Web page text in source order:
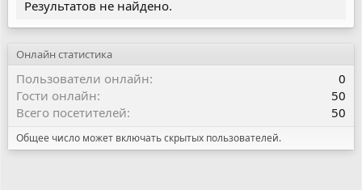
Результатов не найдено.
Онлайн статистика
Пользователи онлайн
0
Гости онлайн
50
Всего посетителей
50
Общее число может включать скрытых пользователей.